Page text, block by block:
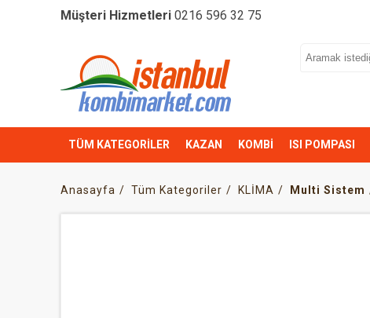
Müşteri Hizmetleri 0216 596 32 75
TÜM KATEGORİLER KAZAN KOMBİ ISI POMPASI
Anasayfa Tüm Kategoriler KLİMA Multi Sistem